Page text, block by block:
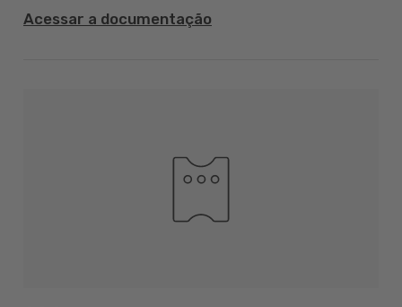
Acessar a documentação